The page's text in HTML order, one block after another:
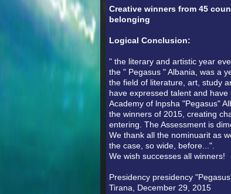
Creative winners from 45
belonging
Logical Conclusion:
" the literary and artistic year
the " Pegasus " Albania, was a
the field of literature, art, study
have expressed talent and
Academy of lnpsha "Pegasus"
the winners of 2015, creating
entering. The Assessment is
We thank all the nominuarit as
the case, so wide, before...".
We wish successes all winners!
Presidency presidency
Tirana, December 29, 2015